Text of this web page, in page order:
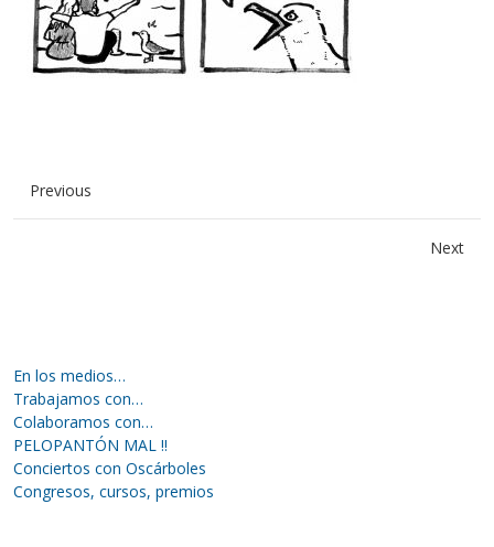
Previous
Next
En los medios…
Trabajamos con…
Colaboramos con…
PELOPANTÓN MAL !!
Conciertos con Oscárboles
Congresos, cursos, premios